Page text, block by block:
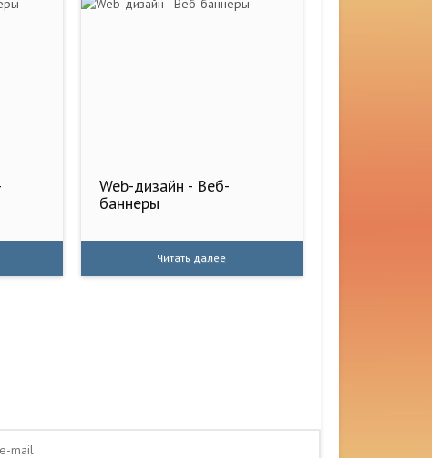
Web-дизайн - Веб-
баннеры
Читать далее